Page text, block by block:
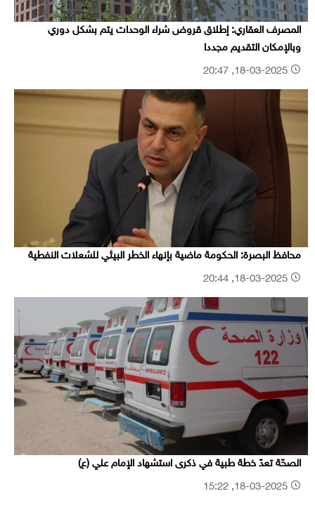
المصرف العقاري: إطلاق قروض شراء الوحدات يتم بشكل دوري
وبالإمكان التقديم مجددا
محافظ البصرة: الحكومة ماضية بإنهاء الخطر البيئي للشعلات النفطية
الصحّة تعدّ خطة طبية في ذكرى استشهاد الإمام علي (ع)